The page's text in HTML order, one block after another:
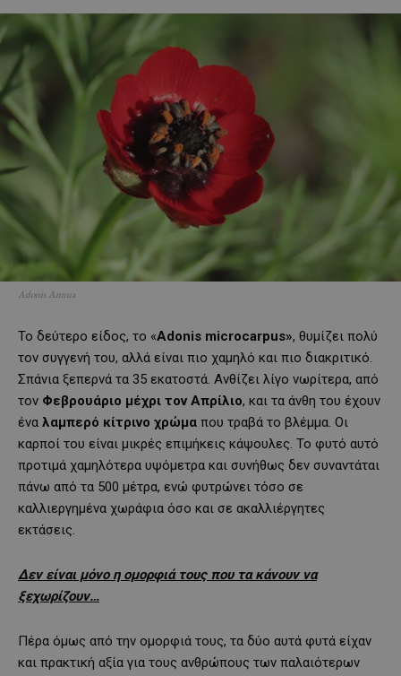
Adonis Annua
Το δεύτερο είδος, το «Adonis microcarpus», θυμίζει πολύ
τον συγγενή του, αλλά είναι πιο χαμηλό και πιο διακριτικό.
Σπάνια ξεπερνά τα 35 εκατοστά. Ανθίζει λίγο νωρίτερα, από
τον Φεβρουάριο μέχρι τον Απρίλιο, και τα άνθη του έχουν
ένα λαμπερό κίτρινο χρώμα που τραβά το βλέμμα. Οι
καρποί του είναι μικρές επιμήκεις κάψουλες. Το φυτό αυτό
προτιμά χαμηλότερα υψόμετρα και συνήθως δεν συναντάται
πάνω από τα 500 μέτρα, ενώ φυτρώνει τόσο σε
καλλιεργημένα χωράφια όσο και σε ακαλλιέργητες
εκτάσεις.
Δεν είναι μόνο η ομορφιά τους που τα κάνουν να
ξεχωρίζουν…
Πέρα όμως από την ομορφιά τους, τα δύο αυτά φυτά είχαν
και πρακτική αξία για τους ανθρώπους των παλαιότερων